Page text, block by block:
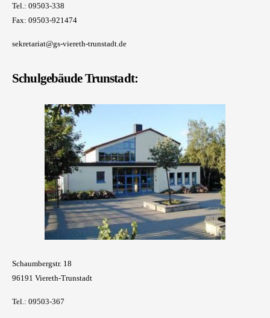
Tel.: 09503-338
Fax: 09503-921474
sekretariat@gs-viereth-trunstadt.de
Schulgebäude Trunstadt:
Schaumbergstr. 18
96191 Viereth-Trunstadt
Tel.: 09503-367